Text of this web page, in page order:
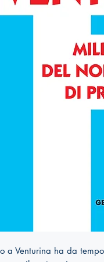
a Venturina ha da